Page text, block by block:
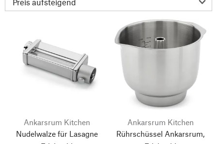
Ankarsrum Kitchen
Nudelwalze für Lasagne
Ankarsrum Kitchen
Rührschüssel Ankarsrum,